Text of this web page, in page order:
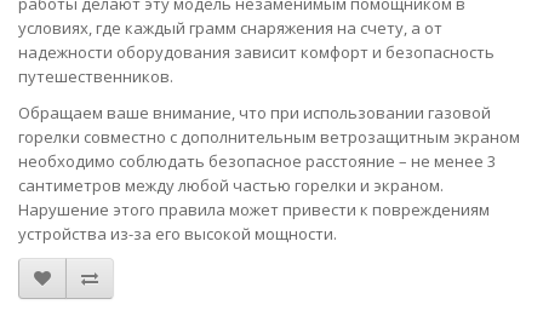
условиях, где каждый грамм снаряжения на счету, а от
надежности оборудования зависит комфорт и безопасность
путешественников.
Обращаем ваше внимание, что при использовании газовой
горелки совместно с дополнительным ветрозащитным экраном
необходимо соблюдать безопасное расстояние – не менее 3
сантиметров между любой частью горелки и экраном.
Нарушение этого правила может привести к повреждениям
устройства из-за его высокой мощности.